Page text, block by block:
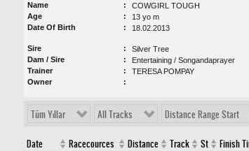
Name
COWGIRL TOUGH
Age
13 yo m
Date Of Birth
18.02.2013
Sire
Silver Tree
Dam / Sire
Entertaining / Songandaprayer
Trainer
TERESA POMPAY
Owner
Tüm Yıllar All Tracks Distance Range Start
Date Racecources Distance Track St Finish